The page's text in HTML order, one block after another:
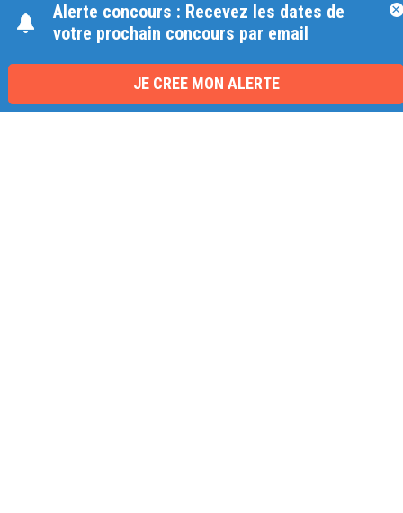
Alerte concours : Recevez les dates de
votre prochain concours par email
JE CREE MON ALERTE
×
Une équipe à votre écoute
du lundi au vendredi de 9h à 17h
01 79 06 76 68